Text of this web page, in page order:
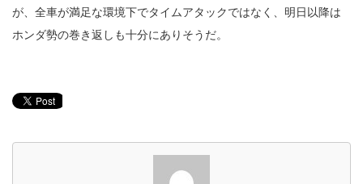
が、全車が満足な環境下でタイムアタックではなく、明日以降は
ホンダ勢の巻き返しも十分にありそうだ。